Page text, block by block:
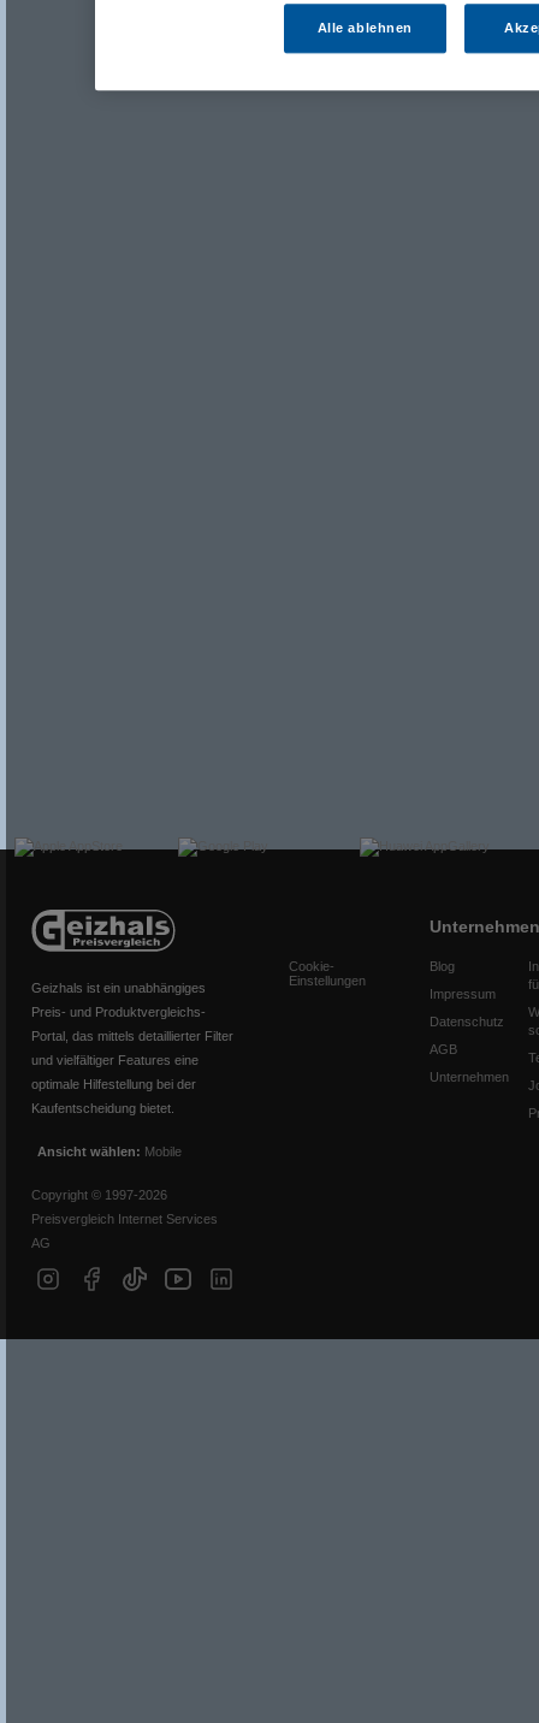
Geizhals ist ein unabhängiges
Preis- und Produktvergleichs-
Portal, das mittels detaillierter Filter
und vielfältiger Features eine
optimale Hilfestellung bei der
Kaufentscheidung bietet.
Ansicht wählen: Mobile
Copyright © 1997-2026
Preisvergleich Internet Services
AG
Cookie-
Einstellungen
Unternehmen
Blog
Impressum
Datenschutz
AGB
Unternehmen
Alle ablehnen